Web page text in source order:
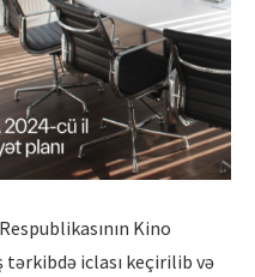
Kino
iclası keçirilib və